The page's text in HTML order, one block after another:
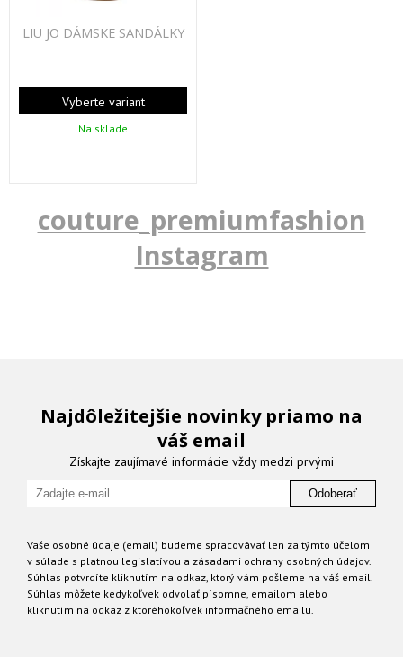
LIU JO DÁMSKE SANDÁLKY
Vyberte variant
Na sklade
couture_premiumfashion
Instagram
Najdôležitejšie novinky priamo na
váš email
Získajte zaujímavé informácie vždy medzi prvými
Odoberať
Vaše osobné údaje (email) budeme spracovávať len za týmto účelom
v súlade s platnou legislatívou a zásadami ochrany osobných údajov.
Súhlas potvrdíte kliknutím na odkaz, ktorý vám pošleme na váš email.
Súhlas môžete kedykoľvek odvolať písomne, emailom alebo
kliknutím na odkaz z ktoréhokoľvek informačného emailu.